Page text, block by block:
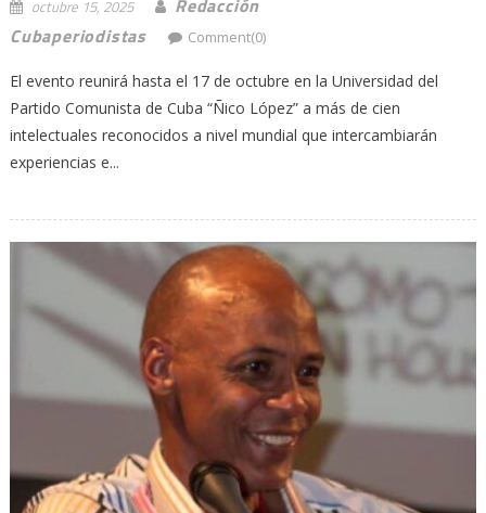
octubre 15, 2025
Redacción
Cubaperiodistas
Comment(0)
El evento reunirá hasta el 17 de octubre en la Universidad del
Partido Comunista de Cuba “Ñico López” a más de cien
intelectuales reconocidos a nivel mundial que intercambiarán
experiencias e...